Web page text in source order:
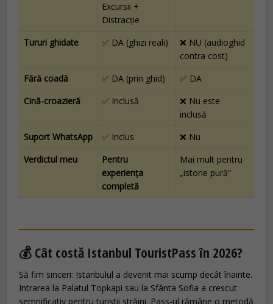
Excursii +
Distracție
Tururi ghidate ✅ DA (ghizi reali)
❌ NU (audioghid
contra cost)
Fără coadă
✅ DA (prin ghid)
✅ DA
Cină-croazieră
✅ Inclusă
❌ Nu este
inclusă
Suport WhatsApp
✅ Inclus
❌ Nu
Verdictul meu
Pentru
experiența
completă
Mai mult pentru
„istorie pură”
💰 Cât costă Istanbul TouristPass în 2026?
Să fim sinceri: Istanbulul a devenit mai scump decât înainte.
Intrarea la Palatul Topkapi sau la Sfânta Sofia a crescut
semnificativ pentru turiștii străini. Pass-ul rămâne o metodă